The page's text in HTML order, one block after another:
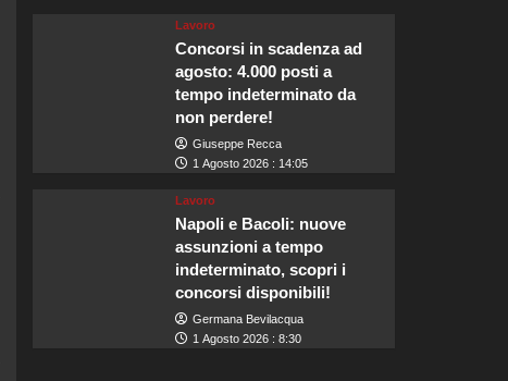
Lavoro
Concorsi in scadenza ad
agosto: 4.000 posti a
tempo indeterminato da
non perdere!
Giuseppe Recca
1 Agosto 2026 : 14:05
Lavoro
Napoli e Bacoli: nuove
assunzioni a tempo
indeterminato, scopri i
concorsi disponibili!
Germana Bevilacqua
1 Agosto 2026 : 8:30